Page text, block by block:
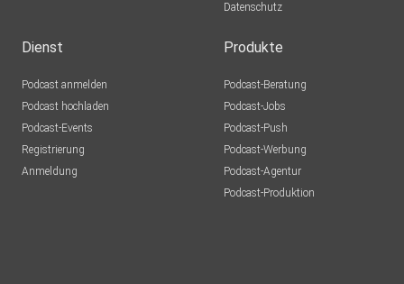
Datenschutz
Dienst
Podcast anmelden
Podcast hochladen
Podcast-Events
Registrierung
Anmeldung
Produkte
Podcast-Beratung
Podcast-Jobs
Podcast-Push
Podcast-Werbung
Podcast-Agentur
Podcast-Produktion